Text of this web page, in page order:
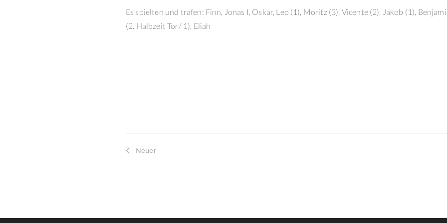
Es spielten und trafen: Finn, Jonas I, Oskar, Leo (1), Moritz (3), Vicente (2), Jakob (1),
(2. Halbzeit Tor/ 1), Eliah
Neuer